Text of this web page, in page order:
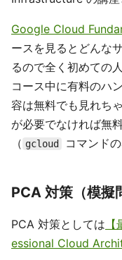
Google Cloud
ースを見るとどんな
るので全く初めての
コース中に有料のハ
容は無料でも見れち
が必要でなければ無
（ gcloud コマンド
PCA 対策（模擬
PCA 対策としては
essional Cloud